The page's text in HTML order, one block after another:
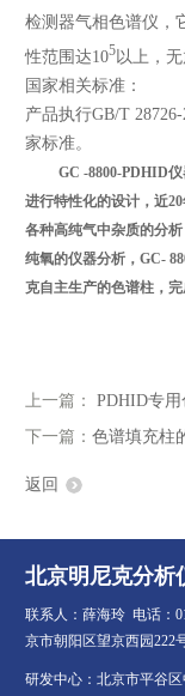
检测器气相色谱仪，
性范围达105以上，
国家相关标准：
产品执行GB/T
家标准。
GC -8800-PDHID
进行特性化的设计，近
各种高纯气中杂质的分
纯氧的仪器分析，GC-
克自主生产的色谱柱，
上一篇：PDHID专
下一篇：色谱填充柱
返回
北京明尼克分析
联系人：薛海玲 电话：
京市朝阳区望京西园222
研发中心：北京市平谷